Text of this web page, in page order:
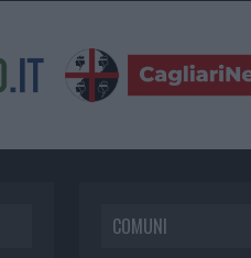
COMUNI